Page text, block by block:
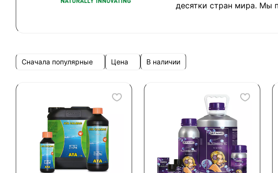
десятки стран мира. Мы
Сначала популярные Цена В наличии